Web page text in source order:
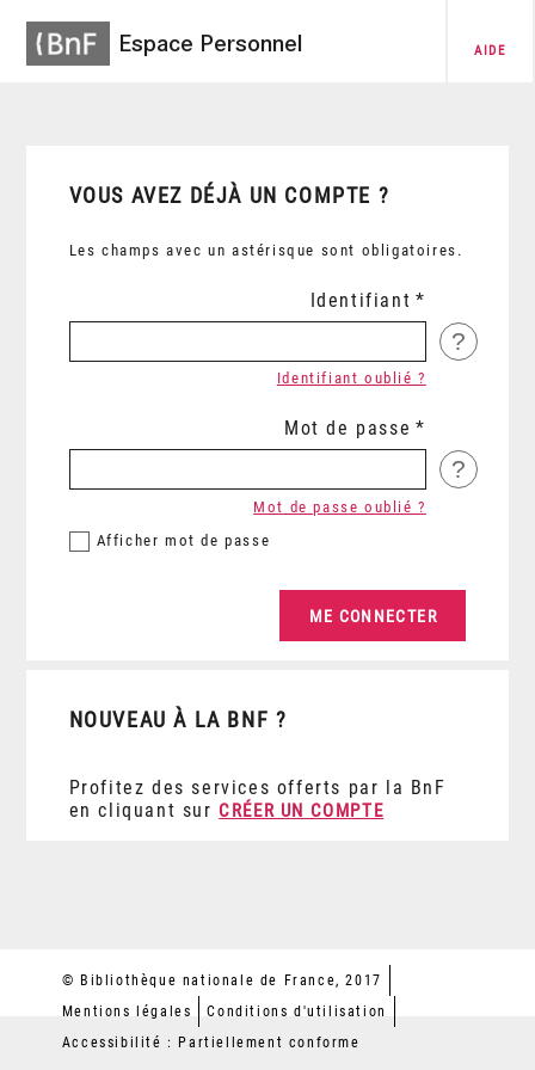
Espace Personnel AIDE
VOUS AVEZ DÉJÀ UN COMPTE ?
Les champs avec un astérisque sont obligatoires.
Identifiant
?
Identifiant oublié ?
Mot de passe
?
Afficher mot de passe
Mot de passe oublié ?
NOUVEAU À LA BNF ?
Profitez des services offerts par la BnF
en cliquant sur CRÉER UN COMPTE
© Bibliothèque nationale de France, 2017
Mentions légales
Conditions d'utilisation
Accessibilité : Partiellement conforme